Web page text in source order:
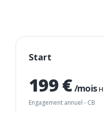
Start
199 €/mois
Engagement annuel - CB